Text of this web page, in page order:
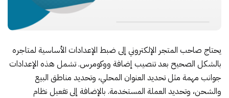
يحتاج صاحب المتجر الإلكتروني إلى ضبط الإعدادات الأساسية لمتاجره
بالشكل الصحيح بعد تنصيب إضافة ووكومرس. تشمل هذه الإعدادات
جوانب مهمة مثل تحديد العنوان المحلي، وتحديد مناطق البيع
والشحن، وتحديد العملة المستخدمة. بالإضافة إلى تفعيل نظام